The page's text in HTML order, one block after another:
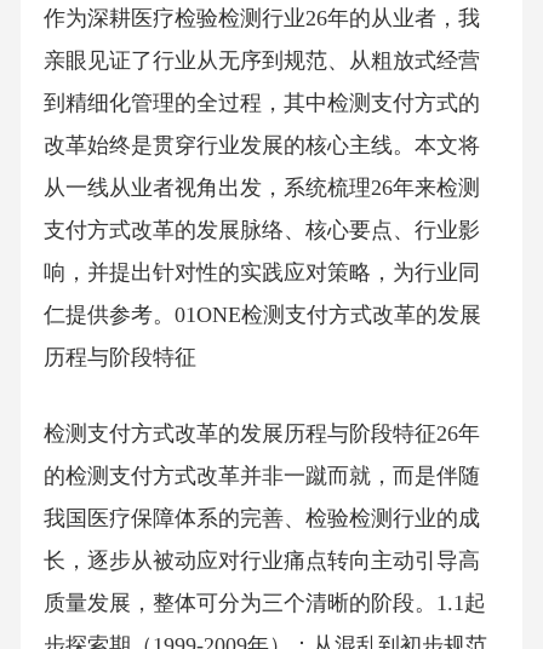
作为深耕医疗检验检测行业26年的从业者，我
亲眼见证了行业从无序到规范、从粗放式经营
到精细化管理的全过程，其中检测支付方式的
改革始终是贯穿行业发展的核心主线。本文将
从一线从业者视角出发，系统梳理26年来检测
支付方式改革的发展脉络、核心要点、行业影
响，并提出针对性的实践应对策略，为行业同
仁提供参考。01ONE检测支付方式改革的发展
历程与阶段特征
检测支付方式改革的发展历程与阶段特征26年
的检测支付方式改革并非一蹴而就，而是伴随
我国医疗保障体系的完善、检验检测行业的成
长，逐步从被动应对行业痛点转向主动引导高
质量发展，整体可分为三个清晰的阶段。1.1起